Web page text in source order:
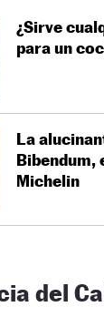
¿Sirve
para un
La
Bibendum,
Michelin
del